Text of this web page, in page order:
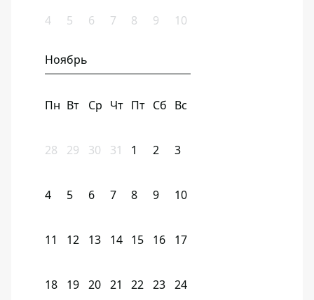
4 5 6 7 8 9 10
Ноябрь
Пн Вт Ср Чт Пт Сб Вс
28 29 30 31 1 2 3
4 5 6 7 8 9 10
11 12 13 14 15 16 17
18 19 20 21 22 23 24